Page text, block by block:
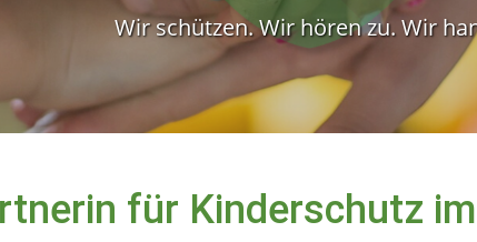
Wir schützen. Wir hören zu. Wir
für Kinderschutz